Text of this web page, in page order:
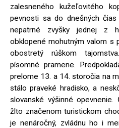
zalesneného kužeľovitého
pevnosti sa do dnešných
nepatrné zvyšky jednej z
obklopené mohutným valom s
obostretý rúškom
písomné pramene.
prelome 13. a 14. storočia na
stálo praveké hradisko, a
slovanské výšinné
žlto značenom turistickom
je nenáročný, zvládnu ho i